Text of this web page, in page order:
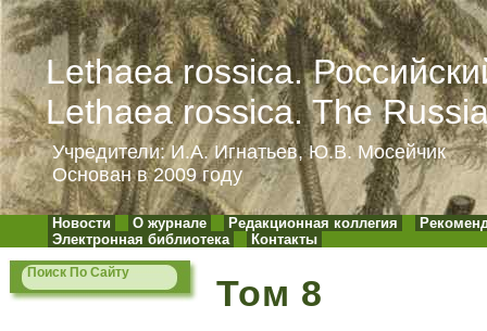
Lethaea rossica.
Lethaea rossica. The
Учредители: И.А. Игнатьев, Ю.В. Мосейчик
Основан в 2009 году
Новости О журнале Редакционная коллегия
Электронная библиотека
Контакты
Поиск По Сайту Том 8